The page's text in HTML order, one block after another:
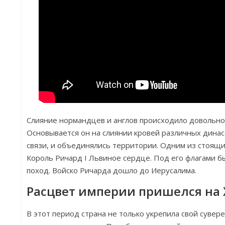
Слияние нормандцев и англов происходило
Основывается он на слиянии кровей различных
связи, и объединялись территории. Одним из
Король Ричард I Львиное сердце. Под его флагами
поход. Войско Ричарда дошло до Иерусалима.
Расцвет империи пришелся на
В этот период страна не только укрепила свой